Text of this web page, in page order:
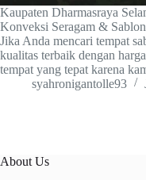
Kaupaten Dharmasraya
Konveksi Seragam &
Jika Anda mencari tempat
kualitas terbaik dengan
tempat yang tepat karena
syahronigantolle93
About Us